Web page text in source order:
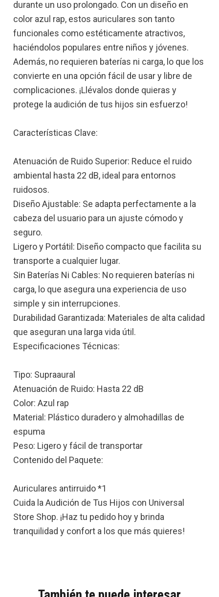
durante un uso prolongado. Con un diseño en
color azul rap, estos auriculares son tanto
funcionales como estéticamente atractivos,
haciéndolos populares entre niños y jóvenes.
Además, no requieren baterías ni carga, lo que los
convierte en una opción fácil de usar y libre de
complicaciones. ¡Llévalos donde quieras y
protege la audición de tus hijos sin esfuerzo!
Características Clave:
Atenuación de Ruido Superior: Reduce el ruido
ambiental hasta 22 dB, ideal para entornos
ruidosos.
Diseño Ajustable: Se adapta perfectamente a la
cabeza del usuario para un ajuste cómodo y
seguro.
Ligero y Portátil: Diseño compacto que facilita su
transporte a cualquier lugar.
Sin Baterías Ni Cables: No requieren baterías ni
carga, lo que asegura una experiencia de uso
simple y sin interrupciones.
Durabilidad Garantizada: Materiales de alta calidad
que aseguran una larga vida útil.
Especificaciones Técnicas:
Tipo: Supraaural
Atenuación de Ruido: Hasta 22 dB
Color: Azul rap
Material: Plástico duradero y almohadillas de
espuma
Peso: Ligero y fácil de transportar
Contenido del Paquete:
Auriculares antirruido *1
Cuida la Audición de Tus Hijos con Universal
Store Shop. ¡Haz tu pedido hoy y brinda
tranquilidad y confort a los que más quieres!